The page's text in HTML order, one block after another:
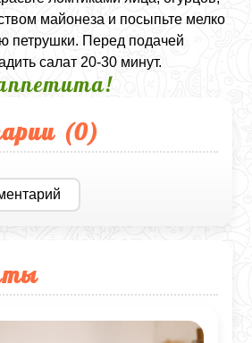
майонеза и посыпьте мелко
петрушки. Перед подачей
салат 20-30 минут.
(0)